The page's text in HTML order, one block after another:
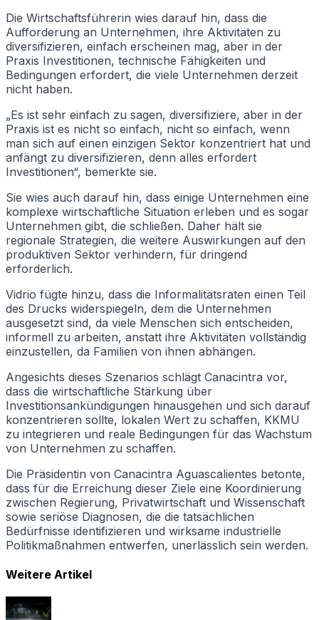
Die Wirtschaftsführerin wies darauf hin, dass die
Aufforderung an Unternehmen, ihre Aktivitäten zu
diversifizieren, einfach erscheinen mag, aber in der
Praxis Investitionen, technische Fähigkeiten und
Bedingungen erfordert, die viele Unternehmen derzeit
nicht haben.
„Es ist sehr einfach zu sagen, diversifiziere, aber in der
Praxis ist es nicht so einfach, nicht so einfach, wenn
man sich auf einen einzigen Sektor konzentriert hat und
anfängt zu diversifizieren, denn alles erfordert
Investitionen“, bemerkte sie.
Sie wies auch darauf hin, dass einige Unternehmen eine
komplexe wirtschaftliche Situation erleben und es sogar
Unternehmen gibt, die schließen. Daher hält sie
regionale Strategien, die weitere Auswirkungen auf den
produktiven Sektor verhindern, für dringend
erforderlich.
Vidrio fügte hinzu, dass die Informalitätsraten einen Teil
des Drucks widerspiegeln, dem die Unternehmen
ausgesetzt sind, da viele Menschen sich entscheiden,
informell zu arbeiten, anstatt ihre Aktivitäten vollständig
einzustellen, da Familien von ihnen abhängen.
Angesichts dieses Szenarios schlägt Canacintra vor,
dass die wirtschaftliche Stärkung über
Investitionsankündigungen hinausgehen und sich darauf
konzentrieren sollte, lokalen Wert zu schaffen, KKMU
zu integrieren und reale Bedingungen für das Wachstum
von Unternehmen zu schaffen.
Die Präsidentin von Canacintra Aguascalientes betonte,
dass für die Erreichung dieser Ziele eine Koordinierung
zwischen Regierung, Privatwirtschaft und Wissenschaft
sowie seriöse Diagnosen, die die tatsächlichen
Bedürfnisse identifizieren und wirksame industrielle
Politikmaßnahmen entwerfen, unerlässlich sein werden.
Weitere Artikel